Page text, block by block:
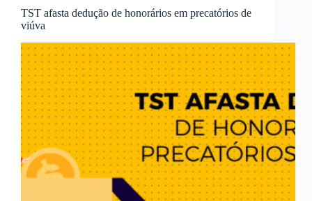
TST afasta dedução de honorários em precatórios de
viúva